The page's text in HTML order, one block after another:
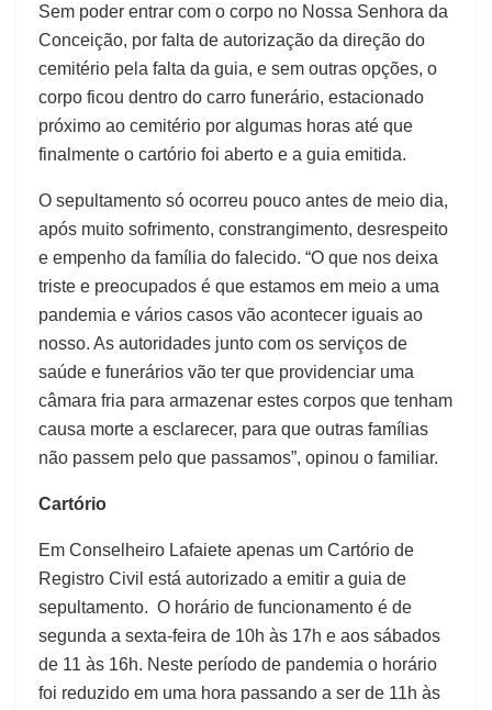
Sem poder entrar com o corpo no Nossa Senhora da
Conceição, por falta de autorização da direção do
cemitério pela falta da guia, e sem outras opções, o
corpo ficou dentro do carro funerário, estacionado
próximo ao cemitério por algumas horas até que
finalmente o cartório foi aberto e a guia emitida.
O sepultamento só ocorreu pouco antes de meio dia,
após muito sofrimento, constrangimento, desrespeito
e empenho da família do falecido. “O que nos deixa
triste e preocupados é que estamos em meio a uma
pandemia e vários casos vão acontecer iguais ao
nosso. As autoridades junto com os serviços de
saúde e funerários vão ter que providenciar uma
câmara fria para armazenar estes corpos que tenham
causa morte a esclarecer, para que outras famílias
não passem pelo que passamos”, opinou o familiar.
Cartório
Em Conselheiro Lafaiete apenas um Cartório de
Registro Civil está autorizado a emitir a guia de
sepultamento. O horário de funcionamento é de
segunda a sexta-feira de 10h às 17h e aos sábados
de 11 às 16h. Neste período de pandemia o horário
foi reduzido em uma hora passando a ser de 11h às